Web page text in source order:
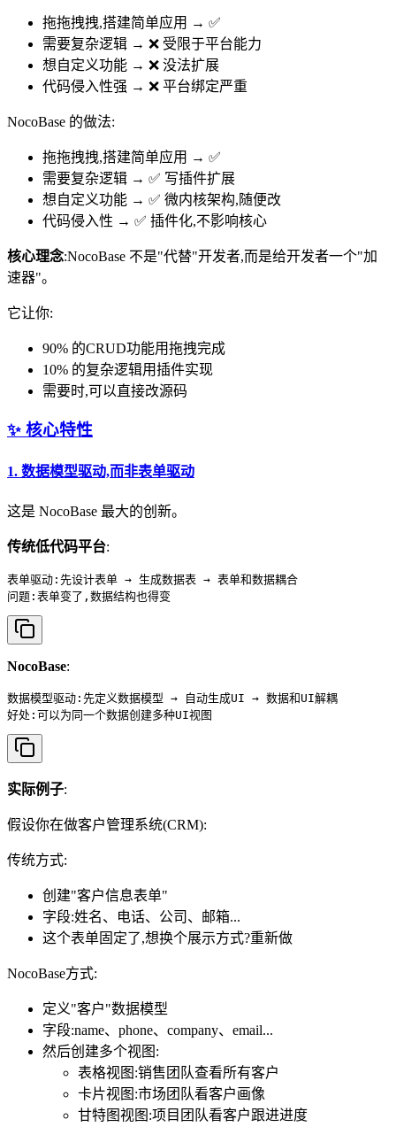
拖拖拽拽,搭建简单应用 → ✅
需要复杂逻辑 → ❌ 受限于平台能力
想自定义功能 → ❌ 没法扩展
代码侵入性强 → ❌ 平台绑定严重
NocoBase 的做法:
拖拖拽拽,搭建简单应用 → ✅
需要复杂逻辑 → ✅ 写插件扩展
想自定义功能 → ✅ 微内核架构,随便改
代码侵入性 → ✅ 插件化,不影响核心
核心理念:NocoBase 不是"代替"开发者,而是给开发者一个"加
速器"。
它让你:
90% 的CRUD功能用拖拽完成
10% 的复杂逻辑用插件实现
需要时,可以直接改源码
✨ 核心特性
1. 数据模型驱动,而非表单驱动
这是 NocoBase 最大的创新。
传统低代码平台:
表单驱动:先设计表单 → 生成数据表 → 表单和数据耦合
NocoBase:
数据模型驱动:先定义数据模型 → 自动生成UI → 数据和UI解耦
实际例子:
假设你在做客户管理系统(CRM):
传统方式:
创建"客户信息表单"
字段:姓名、电话、公司、邮箱...
这个表单固定了,想换个展示方式?重新做
NocoBase方式:
定义"客户"数据模型
字段:name、phone、company、email...
然后创建多个视图:
表格视图:销售团队查看所有客户
卡片视图:市场团队看客户画像
甘特图视图:项目团队看客户跟进进度